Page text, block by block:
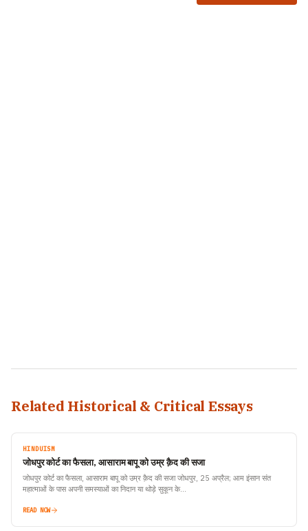
Related Historical & Critical Essays
HINDUISM
जोधपुर कोर्ट का फैसला, आसाराम बापू को उम्र क़ैद की सजा
जोधपुर कोर्ट का फैसला, आसाराम बापू को उम्र क़ैद की सजा जोधपुर, 25 अप्रैल; आम इंसान संत
महात्माओं के पास अपनी समस्याओं का निदान या थोड़े सुकून के…
READ NOW